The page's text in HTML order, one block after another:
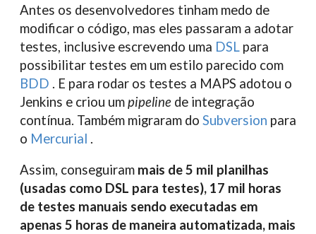
Antes os desenvolvedores tinham medo de
modificar o código, mas eles passaram a adotar
testes, inclusive escrevendo uma DSL para
possibilitar testes em um estilo parecido com
BDD . E para rodar os testes a MAPS adotou o
Jenkins e criou umpipeline de integração
contínua. Também migraram do Subversion para
o Mercurial .
Assim, conseguiram mais de 5 mil planilhas
(usadas como DSL para testes), 17 mil horas
de testes manuais sendo executadas em
apenas 5 horas de maneira automatizada, mais